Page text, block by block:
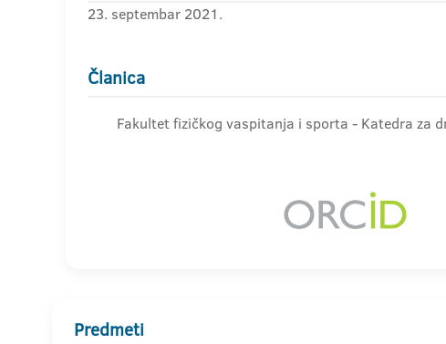
23. septembar 2021.
Članica
Fakultet fizičkog vaspitanja i sporta - Katedra za
Predmeti